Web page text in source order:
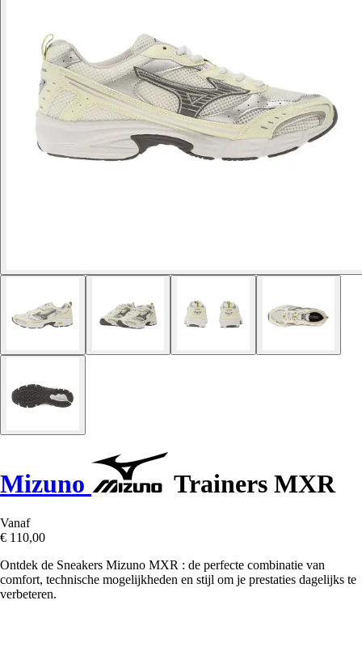
Mizuno Trainers MXR
Vanaf
€ 110,00
Ontdek de Sneakers Mizuno MXR : de perfecte combinatie van
comfort, technische mogelijkheden en stijl om je prestaties dagelijks te
verbeteren.